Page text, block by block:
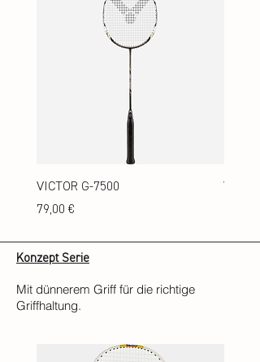
VICTOR G-7500
Preis
79,00 €
Konzept Serie
Mit dünnerem Griff für die richtige
Griffhaltung.